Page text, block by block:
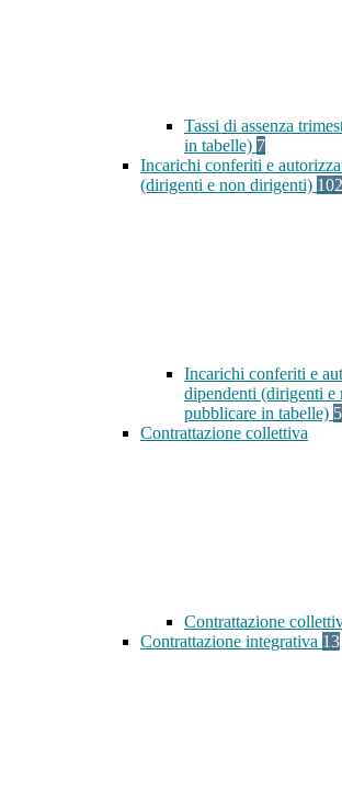
Tassi di assenza
in tabelle) 7
Incarichi conferiti e
(dirigenti e non dirigenti) 102
Incarichi conferiti e
dipendenti (dirigenti e
pubblicare in tabelle) 5
Contrattazione collettiva
Contrattazione
Contrattazione integrativa 13